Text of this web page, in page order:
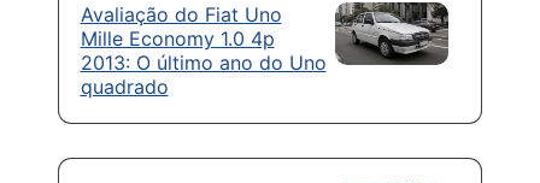
Avaliação do Fiat Uno
Mille Economy 1.0 4p
2013: O último ano do Uno
quadrado